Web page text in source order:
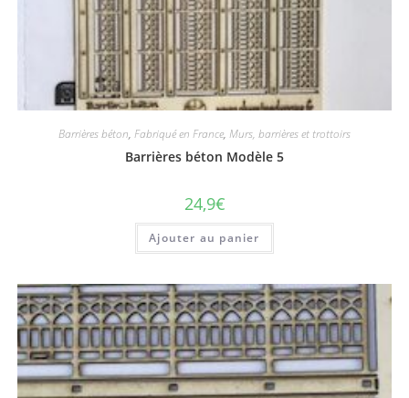
Barrières béton, Fabriqué en France, Murs, barrières et trottoirs
Barrières béton Modèle 5
24,9€
Ajouter au panier